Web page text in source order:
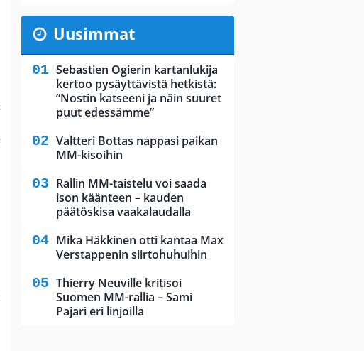
Uusimmat
Sebastien Ogierin kartanlukija
kertoo pysäyttävistä hetkistä:
”Nostin katseeni ja näin suuret
puut edessämme”
Valtteri Bottas nappasi paikan
MM-kisoihin
Rallin MM-taistelu voi saada
ison käänteen – kauden
päätöskisa vaakalaudalla
Mika Häkkinen otti kantaa Max
Verstappenin siirtohuhuihin
Thierry Neuville kritisoi
Suomen MM-rallia – Sami
Pajari eri linjoilla